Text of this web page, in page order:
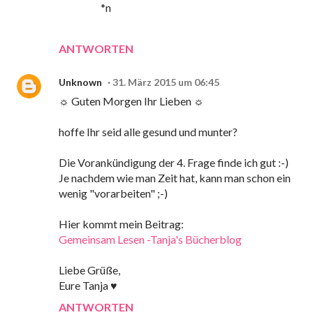
ANTWORTEN
*n
Unknown 31. März 2015 um 06:45
☼ Guten Morgen Ihr Lieben ☼
hoffe Ihr seid alle gesund und munter?
Die Vorankündigung der 4. Frage finde ich gut :-)
Je nachdem wie man Zeit hat, kann man schon ein
wenig "vorarbeiten" ;-)
Hier kommt mein Beitrag:
Gemeinsam Lesen -Tanja's Bücherblog
Liebe Grüße,
Eure Tanja ♥
ANTWORTEN